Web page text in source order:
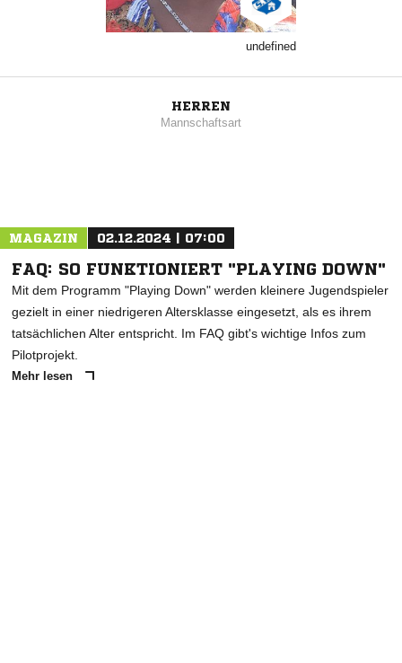
undefined
HERREN
Mannschaftsart
MAGAZIN 02.12.2024 | 07:00
FAQ: SO FUNKTIONIERT "PLAYING DOWN"
Mit dem Programm "Playing Down" werden kleinere Jugendspieler
gezielt in einer niedrigeren Altersklasse eingesetzt, als es ihrem
tatsächlichen Alter entspricht. Im FAQ gibt's wichtige Infos zum
Pilotprojekt.
Mehr lesen